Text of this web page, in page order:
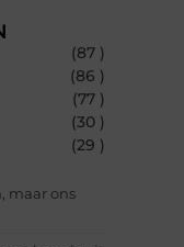
(87 )
(86 )
(77 )
(30 )
(29 )
maar ons